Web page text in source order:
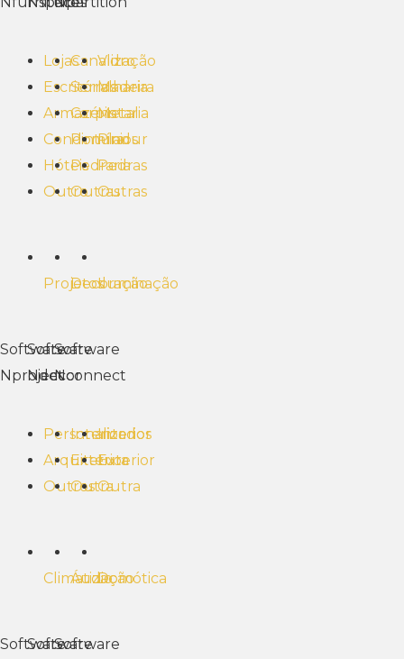
Lojas
Escritórios
Armazéns
Condomínios
Hóteis
Outro
Projetos
Software
Nproject
Personalizados
Arquitetura
Outros
Climatização
Software
Canalização
Serralharia
Carpintaria
Pintura
Pedraria
Outras
Decoração
Software
Ndecor
Interior
Exterior
Outra
Áudio
Software
Vidro
Madeira
Metal
Pladur
Pedras
Outras
Iluminação
Software
Nconnect
Interior
Exterior
Outra
Domótica
Software